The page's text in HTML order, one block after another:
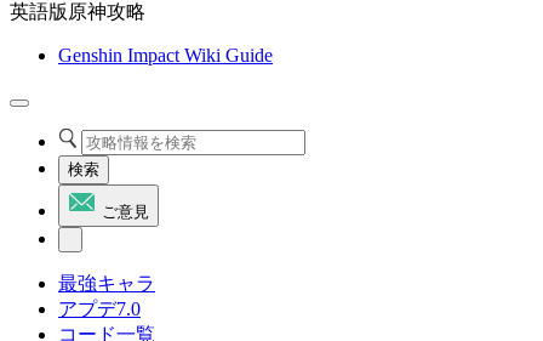
英語版原神攻略
Genshin Impact Wiki Guide
検索
ご意見
最強キャラ
アプデ7.0
コード一覧